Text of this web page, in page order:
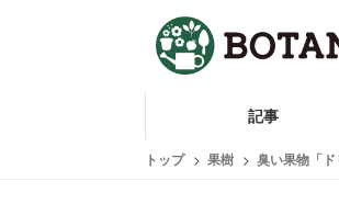
記事
トップ 果樹 臭い果物「